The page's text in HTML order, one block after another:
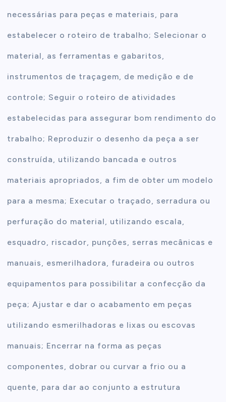
necessárias para peças e materiais, para
estabelecer o roteiro de trabalho; Selecionar o
material, as ferramentas e gabaritos,
instrumentos de traçagem, de medição e de
controle; Seguir o roteiro de atividades
estabelecidas para assegurar bom rendimento do
trabalho; Reproduzir o desenho da peça a ser
construída, utilizando bancada e outros
materiais apropriados, a fim de obter um modelo
para a mesma; Executar o traçado, serradura ou
perfuração do material, utilizando escala,
esquadro, riscador, punções, serras mecânicas e
manuais, esmerilhadora, furadeira ou outros
equipamentos para possibilitar a confecção da
peça; Ajustar e dar o acabamento em peças
utilizando esmerilhadoras e lixas ou escovas
manuais; Encerrar na forma as peças
componentes, dobrar ou curvar a frio ou a
quente, para dar ao conjunto a estrutura